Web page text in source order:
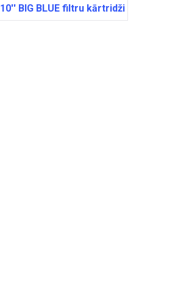
10'' BIG BLUE filtru kārtridži